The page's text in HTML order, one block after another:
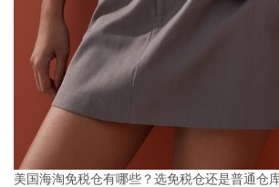
美国海淘免税仓有哪些？选免税仓还是普通仓